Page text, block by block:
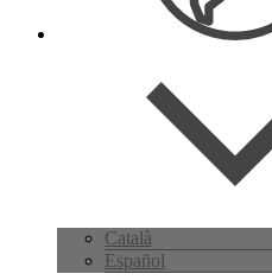
Català
Español